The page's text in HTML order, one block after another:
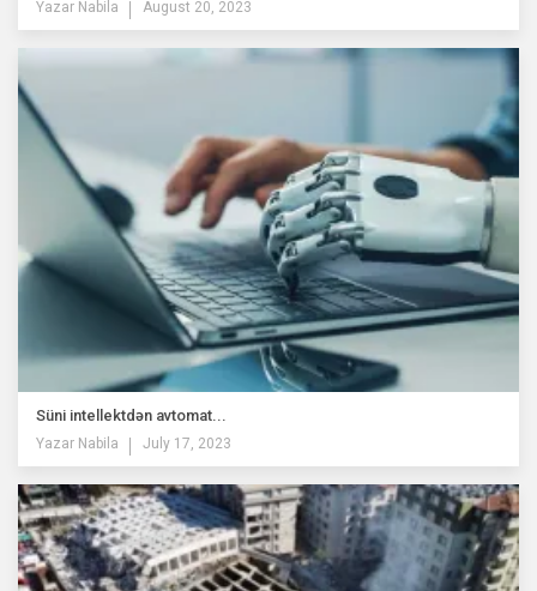
Yazar Nabila August 20, 2023
Süni intellektdən avtomat...
Yazar Nabila July 17, 2023